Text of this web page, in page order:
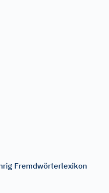
Fremdwörterlexikon